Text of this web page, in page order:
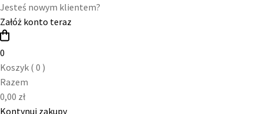
Jesteś nowym klientem?
Załóż konto teraz
0
Koszyk ( 0 )
Razem
0,00 zł
Kontynuj zakupy